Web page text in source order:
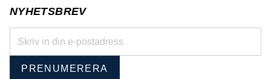
NYHETSBREV
PRENUMERERA